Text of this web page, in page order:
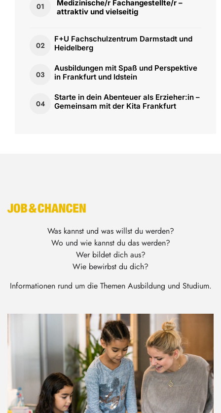
01
Medizinische/r Fachangestellte/r –
attraktiv und vielseitig
02
F+U Fachschulzentrum Darmstadt und
Heidelberg
03
Ausbildungen mit Spaß und Perspektive
in Frankfurt und Idstein
04
Starte in dein Abenteuer als Erzieher:in –
Gemeinsam mit der Kita Frankfurt
Was kannst und was willst du werden?
Wo und wie kannst du das werden?
Wer bildet dich aus?
Wie bewirbst du dich?
Informationen rund um die Themen Ausbildung und Studium.